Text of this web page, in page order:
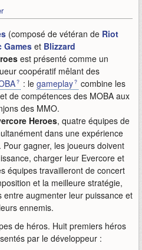
(composé de vétéran de Riot
Games et Blizzard
est présenté comme un
coopératif mêlant des
: le gameplay
combine les
de compétences des MOBA aux
des MMO.
Heroes, quatre équipes de
dans une expérience
gagner, les joueurs doivent
charger leur Evercore et
équipes travailleront de concert
et la meilleure stratégie,
augmenter leur puissance et
ennemis.
de héros. Huit premiers héros
par le développeur :